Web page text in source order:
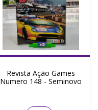
Revista Ação Games
Numero 148 - Seminovo